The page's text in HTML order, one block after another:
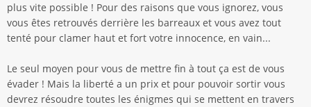
plus vite possible ! Pour des raisons que vous ignorez, vous
vous êtes retrouvés derrière les barreaux et vous avez tout
tenté pour clamer haut et fort votre innocence, en vain...
Le seul moyen pour vous de mettre fin à tout ça est de vous
évader ! Mais la liberté a un prix et pour pouvoir sortir vous
devrez résoudre toutes les énigmes qui se mettent en travers